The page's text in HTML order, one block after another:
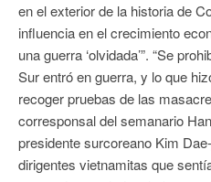
en el exterior de la historia de
influencia en el crecimiento
una guerra ‘olvidada’”. “Se
Sur entró en guerra, y lo que
recoger pruebas de las
corresponsal del semanario
presidente surcoreano Kim
dirigentes vietnamitas que